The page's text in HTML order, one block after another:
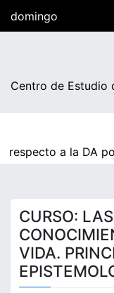
domingo
Centro de Estudio
a la DA
CURSO:
VIDA.